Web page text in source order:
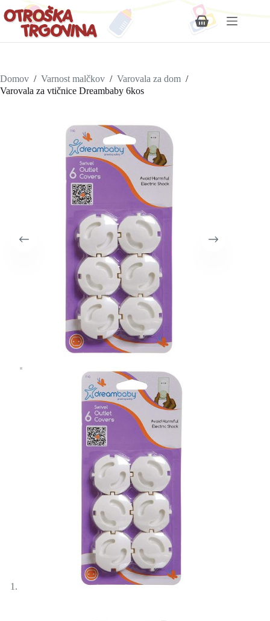
Shopping
Domov / Varnost malčkov / Varovala za dom /
Varovala za vtičnice Dreambaby 6kos